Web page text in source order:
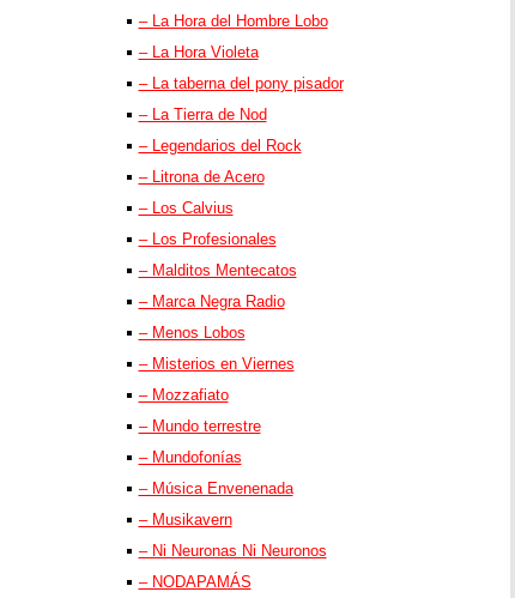
– La Hora del Hombre Lobo
– La Hora Violeta
– La taberna del pony pisador
– La Tierra de Nod
– Legendarios del Rock
– Litrona de Acero
– Los Calvius
– Los Profesionales
– Malditos Mentecatos
– Marca Negra Radio
– Menos Lobos
– Misterios en Viernes
– Mozzafiato
– Mundo terrestre
– Mundofonías
– Música Envenenada
– Musikavern
– Ni Neuronas Ni Neuronos
– NODAPAMÁS